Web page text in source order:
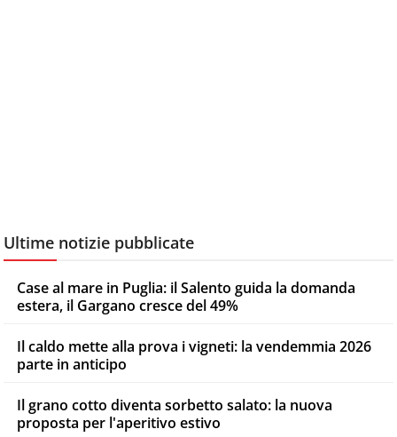
Ultime notizie pubblicate
Case al mare in Puglia: il Salento guida la domanda
estera, il Gargano cresce del 49%
Il caldo mette alla prova i vigneti: la vendemmia 2026
parte in anticipo
Il grano cotto diventa sorbetto salato: la nuova
proposta per l'aperitivo estivo